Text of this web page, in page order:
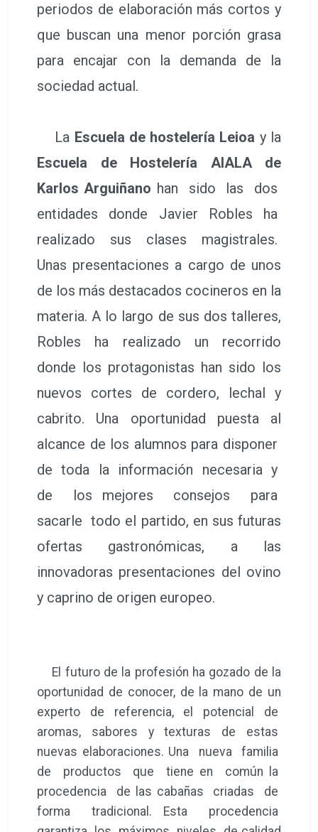
periodos de elaboración más cortos y
que buscan una menor porción grasa
para encajar con la demanda de la
sociedad actual.
La Escuela de hostelería Leioa y la
Escuela de Hostelería AIALA de
Karlos Arguiñano han sido las dos
entidades donde Javier Robles ha
realizado sus clases magistrales.
Unas presentaciones a cargo de unos
de los más destacados cocineros en la
materia. A lo largo de sus dos talleres,
Robles ha realizado un recorrido
donde los protagonistas han sido los
nuevos cortes de cordero, lechal y
cabrito. Una oportunidad puesta al
alcance de los alumnos para disponer
de toda la información necesaria y
de los mejores consejos para
sacarle todo el partido, en sus futuras
ofertas gastronómicas, a las
innovadoras presentaciones del ovino
y caprino de origen europeo.
El futuro de la profesión ha gozado de la
oportunidad de conocer, de la mano de un
experto de referencia, el potencial de
aromas, sabores y texturas de estas
nuevas elaboraciones. Una nueva familia
de productos que tiene en común la
procedencia de las cabañas criadas de
forma tradicional. Esta procedencia